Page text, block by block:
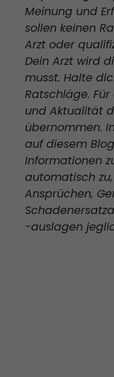
Meinung und
sollen keinen
Arzt oder
Dein Arzt wird
musst. Halte
Ratschläge.
und Aktualität
übernommen.
auf diesem
Informationen
automatisch
Ansprüchen,
-auslagen